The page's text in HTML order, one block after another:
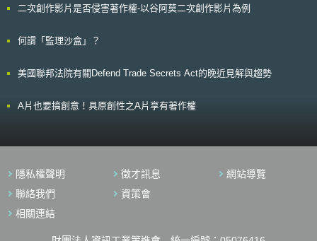
間。 貳、重點說明 一、韓國技術控股公司成立條件及流程 (一)技術控股公
「技術控股公司」，係指大學之產學合作團 ( 類似我國大學技術移轉中心 )
條之2，成立技術控股公司之主體得為大學之產學合作團本身，或由各大學
列4項要件： 1.股份公司 2.公司幹部須未符合「國家公務員法」第33條第1
項各款[3]規定之喪失資格事由 3.產學合作團 ( 包含共同成立技術控股公司之
向教育科學技術部提出「技術控股公司設立許可申請書」，若是兩個以上機
關 ( 構 ) 共同成立技術控股公司之情形，則應選定一個代表機關 ( 構 ) 提出
司幹部之履歷」各1份，其中技術控股公司成立計畫書內應包含成立目的、
二次創作影片是否侵害著作權-以谷阿莫二次創作影片為例
何謂「監理沙盒」？
美國聯邦法院有關Defend Trade Secrets Act的晚近見解與趨勢
A片也要搞創意！具原創性之A片享有著作權
隱私權聲明 徵才訊息
網站導覽
聯絡我們
資策會
相關連結